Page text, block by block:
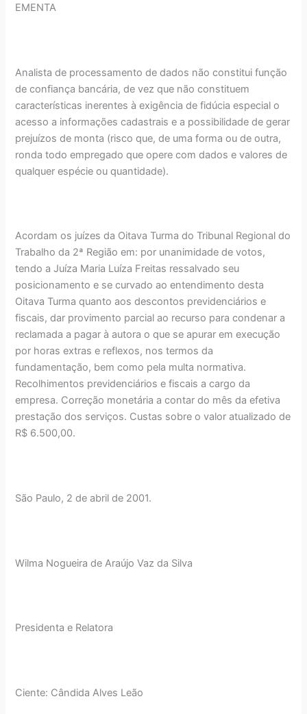
EMENTA
Analista de processamento de dados não constitui função
de confiança bancária, de vez que não constituem
características inerentes à exigência de fidúcia especial o
acesso a informações cadastrais e a possibilidade de gerar
prejuízos de monta (risco que, de uma forma ou de outra,
ronda todo empregado que opere com dados e valores de
qualquer espécie ou quantidade).
Acordam os juízes da Oitava Turma do Tribunal Regional do
Trabalho da 2ª Região em: por unanimidade de votos,
tendo a Juíza Maria Luíza Freitas ressalvado seu
posicionamento e se curvado ao entendimento desta
Oitava Turma quanto aos descontos previdenciários e
fiscais, dar provimento parcial ao recurso para condenar a
reclamada a pagar à autora o que se apurar em execução
por horas extras e reflexos, nos termos da
fundamentação, bem como pela multa normativa.
Recolhimentos previdenciários e fiscais a cargo da
empresa. Correção monetária a contar do mês da efetiva
prestação dos serviços. Custas sobre o valor atualizado de
R$ 6.500,00.
São Paulo, 2 de abril de 2001.
Wilma Nogueira de Araújo Vaz da Silva
Presidenta e Relatora
Ciente: Cândida Alves Leão